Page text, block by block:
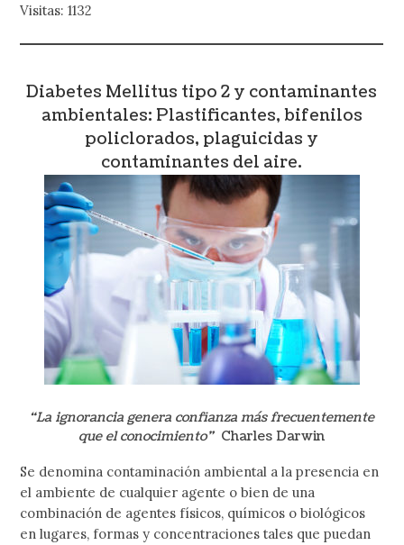
Visitas: 1132
Diabetes Mellitus tipo 2 y contaminantes
ambientales: Plastificantes, bifenilos
policlorados, plaguicidas y
contaminantes del aire.
“La ignorancia genera confianza más frecuentemente
que el conocimiento”Charles Darwin
Se denomina contaminación ambiental a la presencia en
el ambiente de cualquier agente o bien de una
combinación de agentes físicos, químicos o biológicos
en lugares, formas y concentraciones tales que puedan